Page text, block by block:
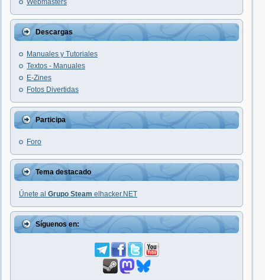
Webmasters
Descargas
Manuales y Tutoriales
Textos - Manuales
E-Zines
Fotos Divertidas
Participa
Foro
Tema destacado
Únete al Grupo Steam elhacker.NET
Síguenos en: